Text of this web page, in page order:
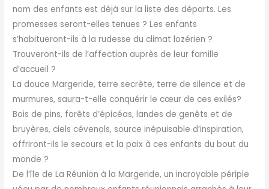
nom des enfants est déjà sur la liste des départs. Les
promesses seront-elles tenues ? Les enfants
s’habitueront-ils à la rudesse du climat lozérien ?
Trouveront-ils de l’affection auprès de leur famille
d’accueil ?
La douce Margeride, terre secrète, terre de silence et de
murmures, saura-t-elle conquérir le cœur de ces exilés?
Bois de pins, forêts d’épicéas, landes de genêts et de
bruyères, ciels cévenols, source inépuisable d’inspiration,
offriront-ils le secours et la paix à ces enfants du bout du
monde ?
De l’île de La Réunion à la Margeride, un incroyable périple